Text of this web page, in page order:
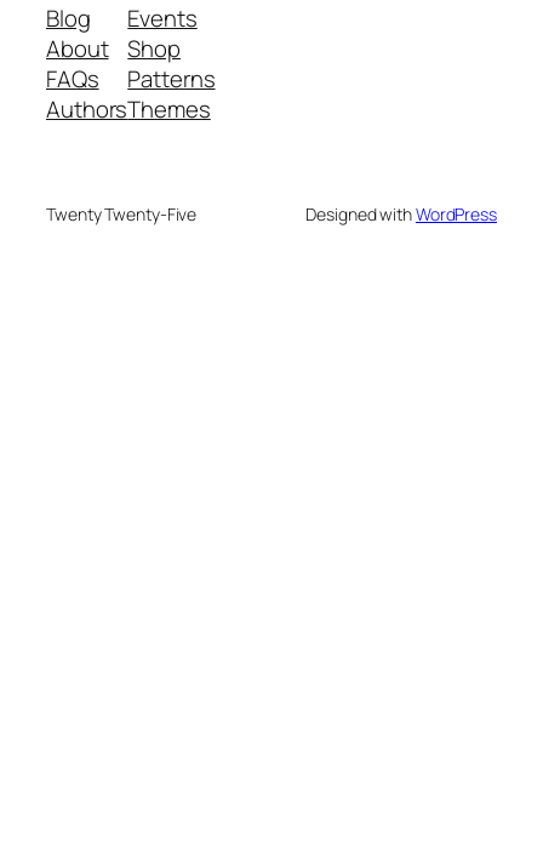
Blog
About
FAQs
Authors
Events
Shop
Patterns
Themes
Twenty Twenty-Five Designed withWordPress